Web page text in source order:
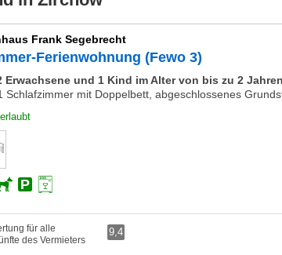
Frank Segebrecht
Ferienwohnung (Fewo 3)
Erwachsene und 1 Kind im Alter von bis zu 2 Jahren
Schlafzimmer mit Doppelbett, abgeschlossenes
für alle
des Vermieters
9,4